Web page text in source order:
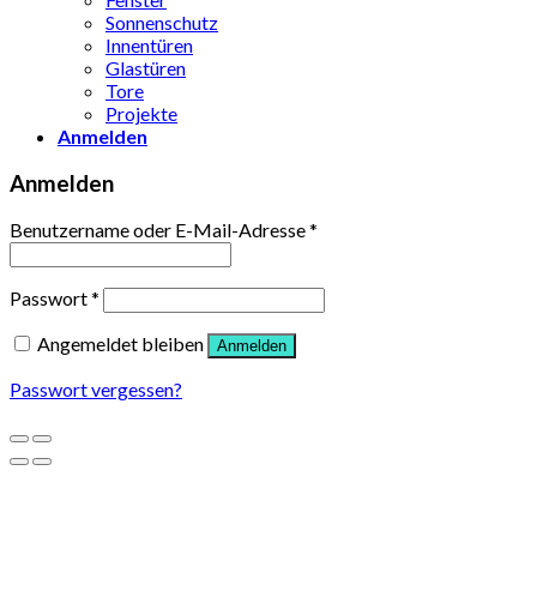
Sonnenschutz
Innentüren
Glastüren
Tore
Projekte
Anmelden
Anmelden
Benutzername oder E-Mail-Adresse*
Passwort*
Angemeldet bleiben
Anmelden
Passwort vergessen?